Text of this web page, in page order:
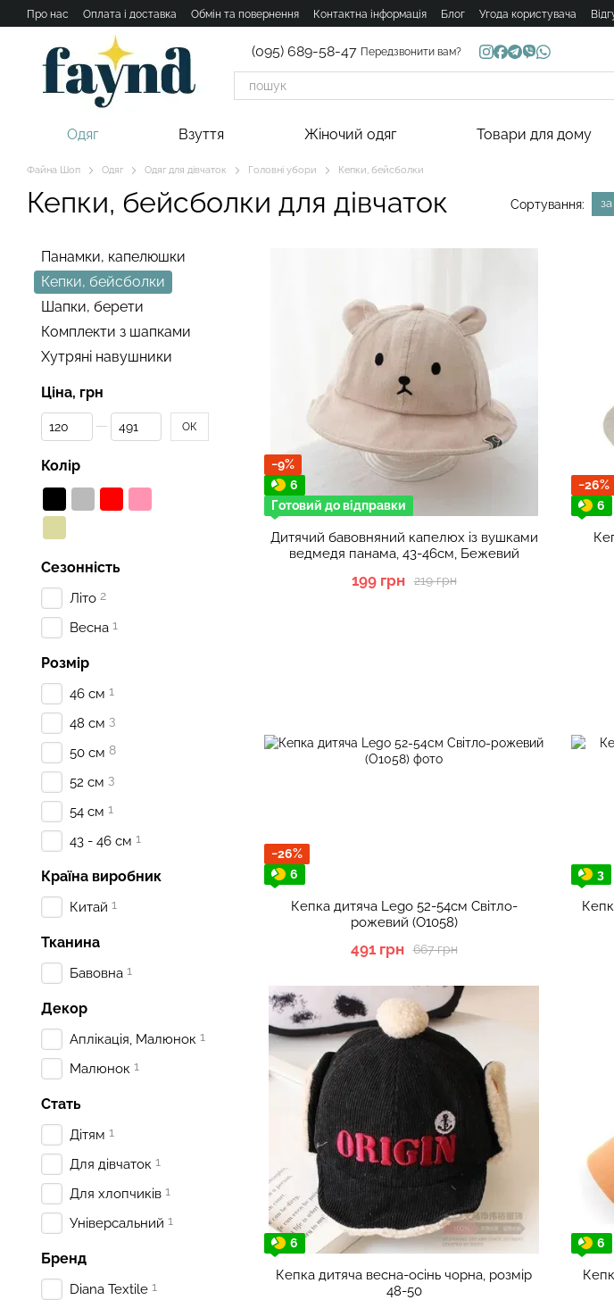
Перейти к основному контенту
Про нас Оплата і доставка Обмін та повернення Контактна інформація Блог Угода користувача
(095) 689-58-47 Передзвонити вам?
Одяг Взуття Жіночий одяг Товари для дому
Файна Шоп Одяг Одяг для дівчаток Головні убори Кепки, бейсболки
Кепки, бейсболки для дівчаток Сортування:
−9%
6
Готовий до відправки
Дитячий бавовняний капелюх із вушками
ведмедя панама, 43-46см, Бежевий
219 грн
199 грн
−26%
6
−26%
6
Кепка дитяча Lego 52-54см Світло-
рожевий (О1058)
667 грн
491 грн
3
6
Кепка дитяча весна-осінь чорна, розмір
48-50
6
Панамки, капелюшки
Кепки, бейсболки
Шапки, берети
Комплекти з шапками
Хутряні навушники
Ціна, грн
ОК
Колір
Сезонність
Літо 2
Весна 1
Розмір
46 см 1
48 см 3
50 см 8
52 см 3
54 см 1
43 - 46 см 1
Країна виробник
Китай 1
Тканина
Бавовна 1
Декор
Аплікація, Малюнок 1
Малюнок 1
Стать
Дітям 1
Для дівчаток 1
Для хлопчиків 1
Універсальний 1
Бренд
Diana Textile 1